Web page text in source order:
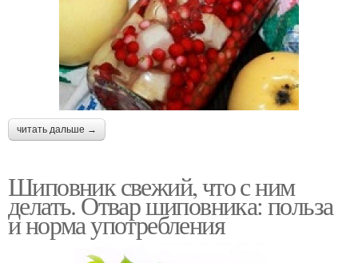
читать дальше →
Шиповник свежий, что с ним
делать. Отвар шиповника: польза
и норма употребления